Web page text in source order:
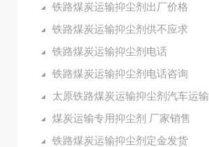
铁路煤炭运输抑尘剂出厂价格
铁路煤炭运输抑尘剂供不应求
铁路煤炭运输抑尘剂电话
铁路煤炭运输抑尘剂电话咨询
太原铁路煤炭运输抑尘剂汽车运输
煤炭运输专用抑尘剂 厂家销售
铁路煤炭运输抑尘剂定金发货